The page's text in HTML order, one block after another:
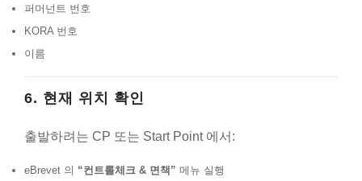
퍼머넌트 번호
KORA 번호
이름
6. 현재 위치 확인
출발하려는 CP 또는 Start Point 에서:
eBrevet 의 “컨트롤체크 & 면책” 메뉴 실행